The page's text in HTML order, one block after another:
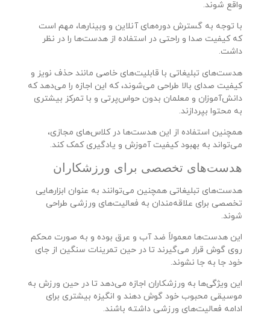
واقع شوند.
با توجه به گسترش دوره‌های آنلاین و وبینارها، مهم است
که کیفیت صدا و راحتی در استفاده از هدست‌ها را در نظر
داشت.
هدست‌های تبلیغاتی با قابلیت‌های خاصی مانند حذف نویز و
کیفیت صدای بالا طراحی می‌شوند، که این اجازه را می‌دهد که
دانش‌آموزان و معلمان بدون حواس‌پرتی و با تمرکز بیشتری
به محتوا بپردازند.
همچنین استفاده از این هدست‌ها در کلاس‌های مجازی،
می‌تواند به بهبود کیفیت آموزش و یادگیری کمک کند.
هدست‌های تخصصی برای ورزشکاران
هدست‌های تبلیغاتی همچنین می‌توانند به عنوان ابزارهایی
تخصصی برای علاقه‌مندان به فعالیت‌های ورزشی طراحی
شوند.
این هدست‌ها معمولاً ضد آب و عرق بوده و به صورت محکم
روی گوش قرار می‌گیرند تا در حین تمرینات سنگین از جای
خود جا به جا نشوند.
این ویژگی‌ها به ورزشکاران اجازه می‌دهد تا در حین ورزش به
موسیقی محبوب خود گوش دهند و انگیزه بیشتری برای
ادامه فعالیت‌های ورزشی داشته باشند.